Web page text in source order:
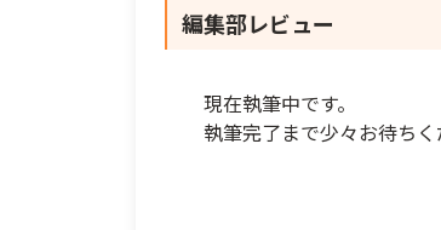
編集部レビュー
現在執筆中です。
執筆完了まで少々お待ちく